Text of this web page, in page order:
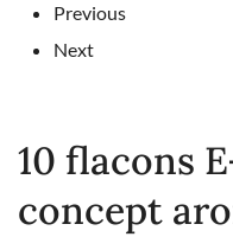
Previous
Next
10 flacons
concept